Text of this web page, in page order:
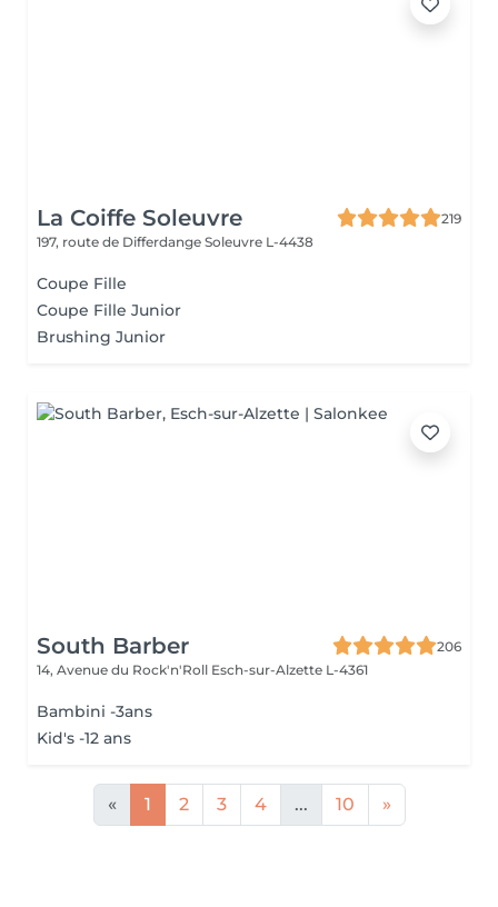
La Coiffe Soleuvre
219
197, route de Differdange Soleuvre L-4438
Coupe Fille
Coupe Fille Junior
Brushing Junior
South Barber
206
14, Avenue du Rock'n'Roll Esch-sur-Alzette L-4361
Bambini -3ans
Kid's -12 ans
« 1 2 3 4 ... 10 »